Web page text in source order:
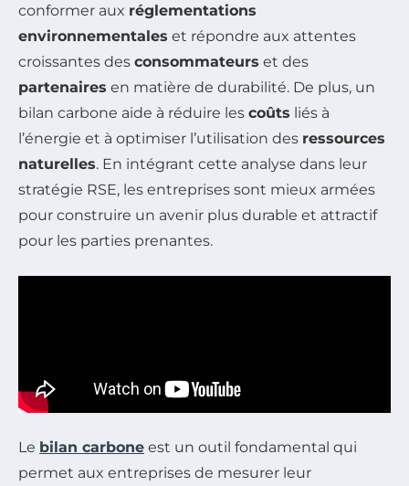
conformer aux réglementations
environnementales et répondre aux attentes
croissantes des consommateurs et des
partenaires en matière de durabilité. De plus, un
bilan carbone aide à réduire les coûts liés à
l’énergie et à optimiser l’utilisation des ressources
naturelles. En intégrant cette analyse dans leur
stratégie RSE, les entreprises sont mieux armées
pour construire un avenir plus durable et attractif
pour les parties prenantes.
Le bilan carbone est un outil fondamental qui
permet aux entreprises de mesurer leur